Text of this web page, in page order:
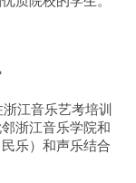
江音乐艺考培训
浙江音乐学院和
乐）和声乐结合